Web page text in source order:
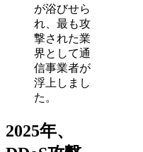
が浴びせら
れ、最も攻
撃された業
界として通
信事業者が
浮上しまし
た。
2025年、